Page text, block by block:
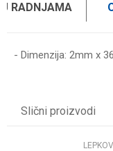
RADNJAMA
- Dimenzija: 2mm x
Slični proizvodi